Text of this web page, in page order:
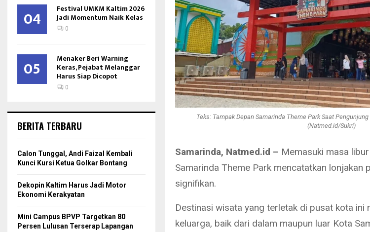
Teks: Tampak Depan Samarinda Theme Park Saat
(Natmed.id/Sukri)
Samarinda, Natmed.id – Memasuki masa
Samarinda Theme Park mencatatkan lonjakan
signifikan.
Destinasi wisata yang terletak di pusat kota ini
keluarga, baik dari dalam maupun luar Kota
04 Festival UMKM Kaltim 2026
Jadi Momentum Naik Kelas
0
05 Menaker Beri Warning
Keras, Pejabat Melanggar
Harus Siap Dicopot
0
BERITA TERBARU
Calon Tunggal, Andi Faizal Kembali
Kunci Kursi Ketua Golkar Bontang
Dekopin Kaltim Harus Jadi Motor
Ekonomi Kerakyatan
Mini Campus BPVP Targetkan 80
Persen Lulusan Terserap Lapangan